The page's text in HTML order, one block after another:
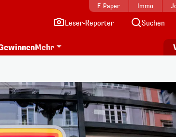
E-Paper Immo
Leser-Reporter Suchen
Mehr